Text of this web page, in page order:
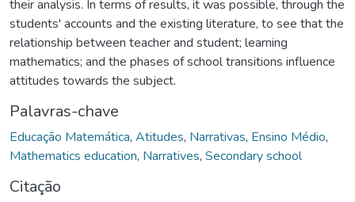
their analysis. In terms of results, it was possible, through the
students' accounts and the existing literature, to see that the
relationship between teacher and student; learning
mathematics; and the phases of school transitions influence
attitudes towards the subject.
Palavras-chave
Educação Matemática, Atitudes, Narrativas, Ensino Médio,
Mathematics education, Narratives, Secondary school
Citação